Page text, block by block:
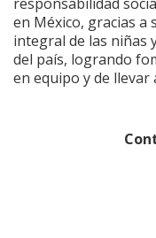
en México, gracias
integral de las niñas
del país, logrando
en equipo y de llevar